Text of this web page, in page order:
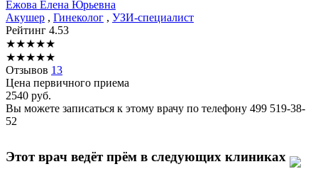
Ежова Елена Юрьевна
Акушер , Гинеколог , УЗИ-специалист
Рейтинг 4.53
★★★★★
★★★★★
Отзывов 13
Цена первичного приема
2540 руб.
Вы можете записаться к этому врачу по телефону 499 519-38-
52
Этот врач ведёт прём в следующих клиниках